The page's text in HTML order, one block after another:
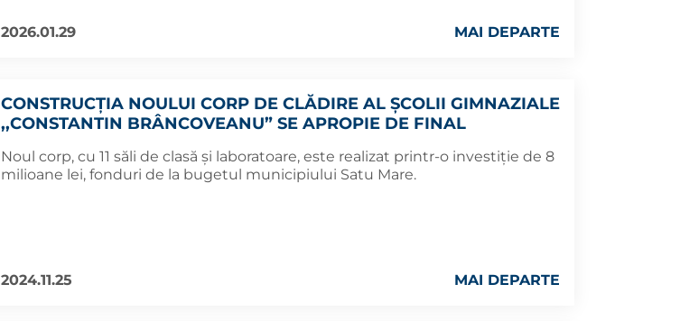
2026.01.29 MAI DEPARTE
CONSTRUCȚIA NOULUI CORP DE CLĂDIRE AL ȘCOLII GIMNAZIALE
,,CONSTANTIN BRÂNCOVEANU” SE APROPIE DE FINAL
Noul corp, cu 11 săli de clasă și laboratoare, este realizat printr-o investiție de 8
milioane lei, fonduri de la bugetul municipiului Satu Mare.
2024.11.25 MAI DEPARTE